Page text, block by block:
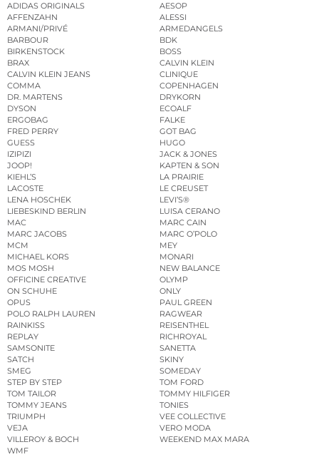
ADIDAS ORIGINALS
AESOP
AFFENZAHN
ALESSI
ARMANI/PRIVÉ
ARMEDANGELS
BARBOUR
BDK
BIRKENSTOCK
BOSS
BRAX
CALVIN KLEIN
CALVIN KLEIN JEANS
CLINIQUE
COMMA
COPENHAGEN
DR. MARTENS
DRYKORN
DYSON
ECOALF
ERGOBAG
FALKE
FRED PERRY
GOT BAG
GUESS
HUGO
IZIPIZI
JACK & JONES
JOOP!
KAPTEN & SON
KIEHL’S
LA PRAIRIE
LACOSTE
LE CREUSET
LENA HOSCHEK
LEVI’S®
LIEBESKIND BERLIN
LUISA CERANO
MAC
MARC CAIN
MARC JACOBS
MARC O’POLO
MCM
MEY
MICHAEL KORS
MONARI
MOS MOSH
NEW BALANCE
OFFICINE CREATIVE
OLYMP
ON SCHUHE
ONLY
OPUS
PAUL GREEN
POLO RALPH LAUREN
RAGWEAR
RAINKISS
REISENTHEL
REPLAY
RICHROYAL
SAMSONITE
SANETTA
SATCH
SKINY
SMEG
SOMEDAY
STEP BY STEP
TOM FORD
TOM TAILOR
TOMMY HILFIGER
TOMMY JEANS
TONIES
TRIUMPH
VEE COLLECTIVE
VEJA
VERO MODA
VILLEROY & BOCH
WEEKEND MAX MARA
WMF